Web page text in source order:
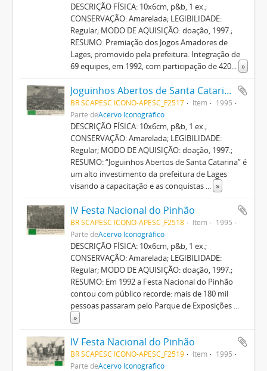
DESCRIÇÃO FÍSICA: 10x6cm, p&b, 1 ex.;
CONSERVAÇÃO: Amarelada; LEGIBILIDADE:
Regular; MODO DE AQUISIÇÃO: doação, 1997.;
RESUMO: Premiação dos Jogos Amadores de
Lages, promovido pela prefeitura. Integração de
69 equipes, em 1992, com participação de 420... »
Joguinhos Abertos de Santa Catarina
BR SCAPESC ICONO-APESC_F2517 Item
1995
Parte deAcervo Iconográfico
DESCRIÇÃO FÍSICA: 10x6cm, p&b, 1 ex.;
CONSERVAÇÃO: Amarelada; LEGIBILIDADE:
Regular; MODO DE AQUISIÇÃO: doação, 1997.;
RESUMO: “Joguinhos Abertos de Santa Catarina” é
um alto investimento da prefeitura de Lages
visando a capacitação e as conquistas ... »
IV Festa Nacional do Pinhão
BR SCAPESC ICONO-APESC_F2518 Item
1995
Parte deAcervo Iconográfico
DESCRIÇÃO FÍSICA: 10x6cm, p&b, 1 ex.;
CONSERVAÇÃO: Amarelada; LEGIBILIDADE:
Regular; MODO DE AQUISIÇÃO: doação, 1997.;
RESUMO: Em 1992 a Festa Nacional do Pinhão
contou com público recorde: mais de 180 mil
pessoas passaram pelo Parque de Exposições ...
»
IV Festa Nacional do Pinhão
BR SCAPESC ICONO-APESC_F2519 Item
1995
Parte deAcervo Iconográfico